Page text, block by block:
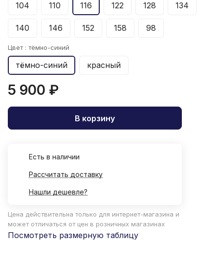
104 110 116 122 128 134
140 146 152 158 98
Цвет : тёмно-синий
тёмно-синий красный
5 900 ₽
В корзину
Есть в наличии
Рассчитать доставку
Нашли дешевле?
Цена действительна только для интернет-магазина и
может отличаться от цен в розничных магазинах
Посмотреть размерную таблицу